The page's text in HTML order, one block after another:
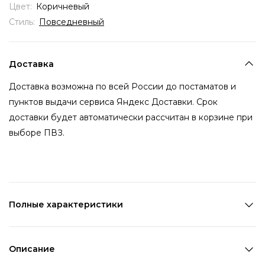
Цвет: Коричневый
Стиль: Повседневный
Доставка
Доставка возможна по всей России до постаматов и
пунктов выдачи сервиса Яндекс Доставки. Срок
доставки будет автоматически рассчитан в корзине при
выборе ПВЗ.
Полные характеристики
Описание